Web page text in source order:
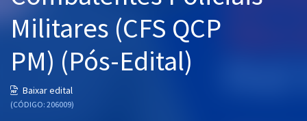
Aprovados
Atendimento
Militares (CFS QCP
PM) (Pós-Edital)
Baixar edital
(CÓDIGO: 206009)